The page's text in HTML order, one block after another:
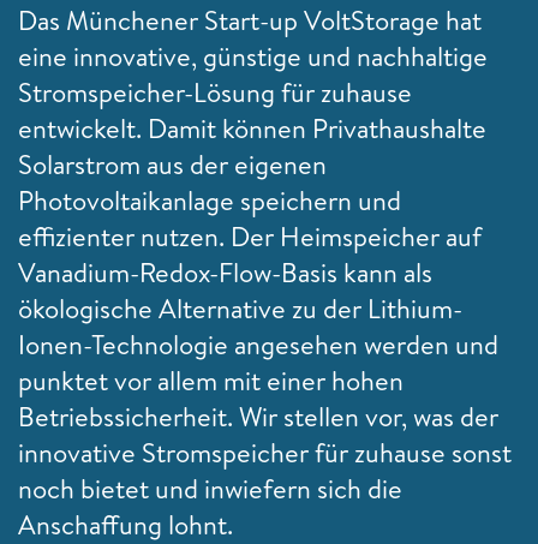
Das Münchener Start-up VoltStorage hat
eine innovative, günstige und nachhaltige
Stromspeicher-Lösung für zuhause
entwickelt. Damit können Privathaushalte
Solarstrom aus der eigenen
Photovoltaikanlage speichern und
effizienter nutzen. Der Heimspeicher auf
Vanadium-Redox-Flow-Basis kann als
ökologische Alternative zu der Lithium-
Ionen-Technologie angesehen werden und
punktet vor allem mit einer hohen
Betriebssicherheit. Wir stellen vor, was der
innovative Stromspeicher für zuhause sonst
noch bietet und inwiefern sich die
Anschaffung lohnt.